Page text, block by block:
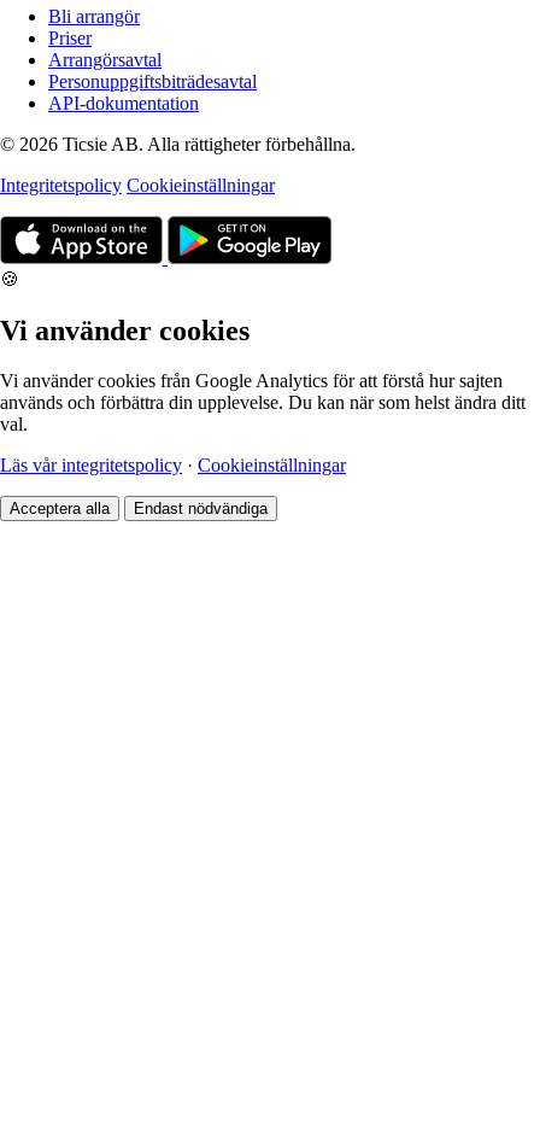
Bli arrangör
Priser
Arrangörsavtal
Personuppgiftsbiträdesavtal
API-dokumentation
© 2026 Ticsie AB. Alla rättigheter förbehållna.
Integritetspolicy Cookieinställningar
🍪
Vi använder cookies
Vi använder cookies från Google Analytics för att förstå hur sajten
används och förbättra din upplevelse. Du kan när som helst ändra ditt
val.
Läs vår integritetspolicy · Cookieinställningar
Acceptera alla Endast nödvändiga